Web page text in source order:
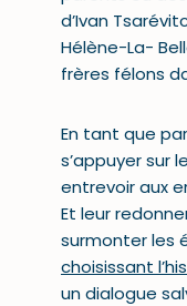
d’Ivan
Hélène-La-
frères félons
En tant que
s’appuyer sur
entrevoir aux
Et leur
surmonter les
choisissant
un dialogue